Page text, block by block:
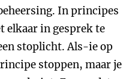
In principes
elkaar in gesprek te
stoplicht. Als-ie op
stoppen, maar je